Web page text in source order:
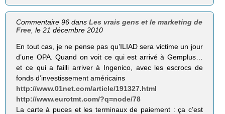
Commentaire 96 dansLes vrais gens et le marketing de
Free, le 21 décembre 2010
En tout cas, je ne pense pas qu’ILIAD sera victime un jour
d’une OPA. Quand on voit ce qui est arrivé à Gemplus…
et ce qui a failli arriver à Ingenico, avec les escrocs de
fonds d’investissement américains
http://www.01net.com/article/191327.html
http://www.eurotmt.com/?q=node/78
La carte à puces et les terminaux de paiement : ça c’est